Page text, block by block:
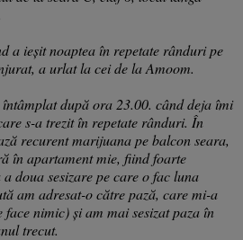
a ieșit noaptea în repetate rânduri pe
a urlat la cei de la Amoom.
întâmplat după ora 23.00. când deja îmi
s-a trezit în repetate rânduri. În
recurent marijuana pe balcon seara,
în apartament mie, fiind foarte
doua sesizare pe care o fac luna
am adresat-o către pază, care mi-a
face nimic) și am mai sesizat paza în
trecut.